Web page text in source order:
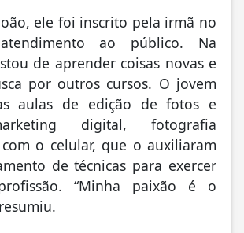
ele foi inscrito pela irmã no
ao público. Na
de aprender coisas novas e
por outros cursos. O jovem
aulas de edição de fotos e
digital, fotografia
o celular, que o auxiliaram
de técnicas para exercer
“Minha paixão é o